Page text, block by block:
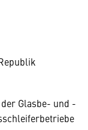
Glasbe- und -